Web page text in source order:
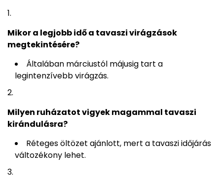
Mikor a legjobb idő a tavaszi virágzások
megtekintésére?
Általában márciustól májusig tart a
legintenzívebb virágzás.
Milyen ruházatot vigyek magammal tavaszi
kirándulásra?
Réteges öltözet ajánlott, mert a tavaszi időjárás
változékony lehet.